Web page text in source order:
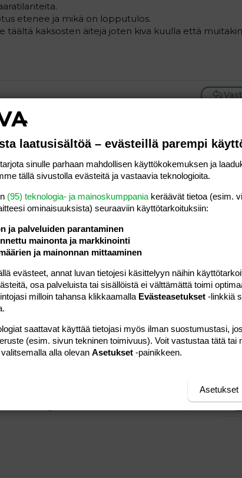
etenee ja mikä on lopputulos.
täältä kaksosten äitejä joten kiva kuulla että muitakin
ja kuulumisia muitten kaksosvanhempien
lisää Pohjois-Suomesta. Olen myös kaivannut muita
montaa oo. Mulle saa mailata ja meseillä. Myös
menee. niin se osote on
editoriin…lista
vasemmalle
Paragraph format
Lisää hyperlinkki
Lisää kuva
Laajennettuun editoriin…Kumoa
laatusisältöä – evästeillä parempi
sinulle parhaan mahdollisen käyttökokemuksen ja
tällä sivustolla evästeitä ja vastaavia teknologioita.
(95) teknologia- ja mainoskumppania keräävät tietoa (esim.
ominaisuuk­sista) seuraaviin käyttötarkoituksiin:
ja palveluiden parantaminen
mainonta ja markkinointi
ja mainonnan mittaaminen
evästeet, annat luvan tietojesi käsittelyyn näihin
osa palveluista tai sisällöistä ei välttämättä toimi
milloin tahansa klikkaamalla Evästeasetukset -linkkiä
saattavat käyttää tietojasi myös ilman suostumustasi,
(esim. sivun tekninen toimivuus). Voit vastustaa tätä tai
alla olevan Asetukset -painikkeen.
Asetukset